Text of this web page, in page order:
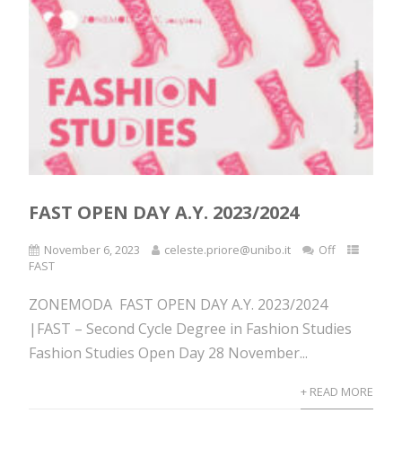
FAST OPEN DAY A.Y. 2023/2024
November 6, 2023 celeste.priore@unibo.it
Off
FAST
ZONEMODA FAST OPEN DAY A.Y. 2023/2024
|FAST – Second Cycle Degree in Fashion Studies
Fashion Studies Open Day 28 November...
+ READ MORE